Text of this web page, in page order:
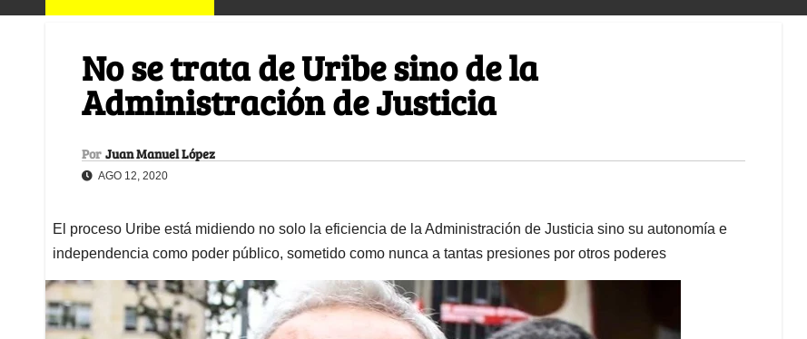
No se trata de Uribe sino de la
Administración de Justicia
Por Juan Manuel López
AGO 12, 2020
El proceso Uribe está midiendo no solo la eficiencia de la Administración de Justicia sino su autonomía e
independencia como poder público, sometido como nunca a tantas presiones por otros poderes